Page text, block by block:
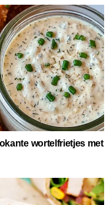
wortelfrietjes met